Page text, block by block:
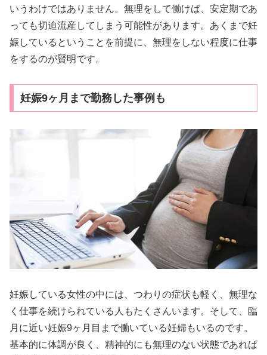
いうわけではありません。無理をして働けば、安定期であ
っても切迫流産してしまう可能性があります。あくまで妊
娠しているということを前提に、無理をしない程度に仕事
をするのが賢明です。
妊娠9ヶ月まで勤務した事例も
妊娠している女性の中には、つわりの症状も軽く、無理な
く仕事を続けられている人もたくさんいます。そして、臨
月に近い妊娠9ヶ月目まで働いている妊婦もいるのです。
基本的に体調が良く、精神的にも無理のない状態であれば